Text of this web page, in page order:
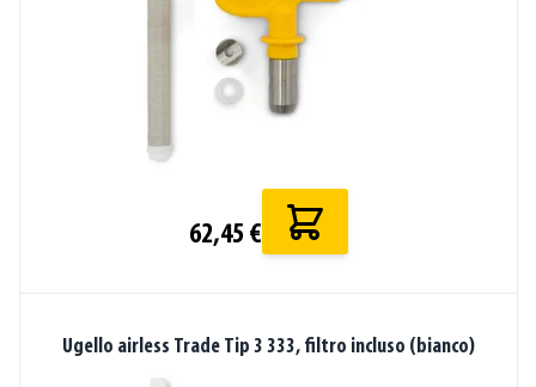
62,45 €
Ugello airless Trade Tip 3 333, filtro incluso (bianco)